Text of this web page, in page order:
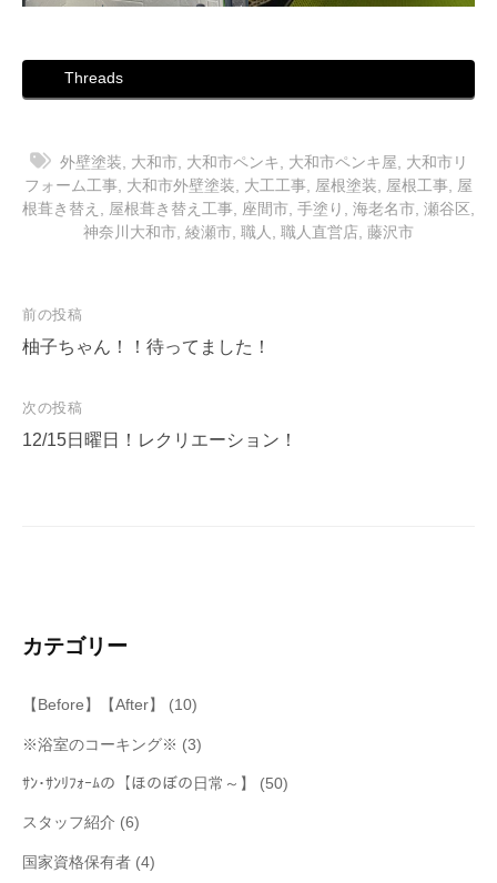
Threads
外壁塗装 大和市 大和市ペンキ 大和市ペンキ屋
大和市リ
フォーム工事 大和市外壁塗装 大工工事 屋根塗装 屋根工事
屋
根葺き替え
屋根葺き替え工事 座間市 手塗り 海老名市 瀬谷区
神奈川大和市 綾瀬市 職人 職人直営店 藤沢市
投
稿
ビ
ゲ
前の投稿
柚子ちゃん！！待ってました！
次の投稿
12/15日曜日！レクリエーション！
カテゴリー
【Before】【After】 (10)
※浴室のコーキング※ (3)
ｻﾝ･ｻﾝﾘﾌｫｰﾑの【ほのぼの日常～】 (50)
スタッフ紹介 (6)
国家資格保有者 (4)